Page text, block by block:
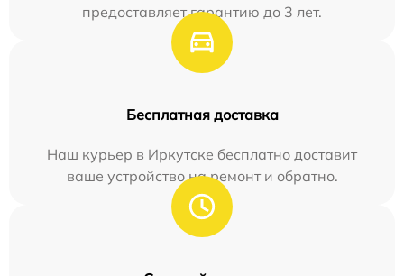
предоставляет гарантию до 3 лет.
Бесплатная доставка
Наш курьер в Иркутске бесплатно доставит
ваше устройство на ремонт и обратно.